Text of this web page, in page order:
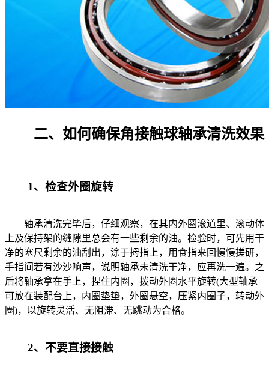
二、如何确保角接触球轴承清洗效果
1、检查外圈旋转
轴承清洗完毕后，仔细观察，在其内外圈滚道里、滚动体
上及保持架的缝隙里总会有一些剩余的油。检验时，可先用干
净的塞尺剩余的油刮出，涂于拇指上，用食指来回慢慢搓研，
手指间若有沙沙响声，说明轴承未清洗干净，应再洗一遍。之
后将轴承拿在手上，捏住内圈，拨动外圈水平旋转(大型轴承
可放在装配台上，内圈垫垫，外圈悬空，压紧内圈子，转动外
圈)，以旋转灵活、无阻滞、无跳动为合格。
2、不要直接接触